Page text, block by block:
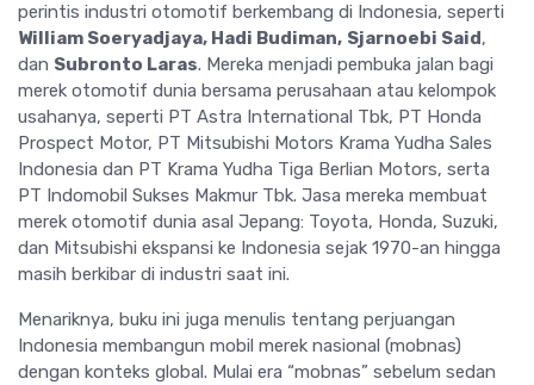
perintis industri otomotif berkembang di Indonesia, seperti
William Soeryadjaya, Hadi Budiman, Sjarnoebi Said,
dan Subronto Laras. Mereka menjadi pembuka jalan bagi
merek otomotif dunia bersama perusahaan atau kelompok
usahanya, seperti PT Astra International Tbk, PT Honda
Prospect Motor, PT Mitsubishi Motors Krama Yudha Sales
Indonesia dan PT Krama Yudha Tiga Berlian Motors, serta
PT Indomobil Sukses Makmur Tbk. Jasa mereka membuat
merek otomotif dunia asal Jepang: Toyota, Honda, Suzuki,
dan Mitsubishi ekspansi ke Indonesia sejak 1970-an hingga
masih berkibar di industri saat ini.
Menariknya, buku ini juga menulis tentang perjuangan
Indonesia membangun mobil merek nasional (mobnas)
dengan konteks global. Mulai era “mobnas” sebelum sedan